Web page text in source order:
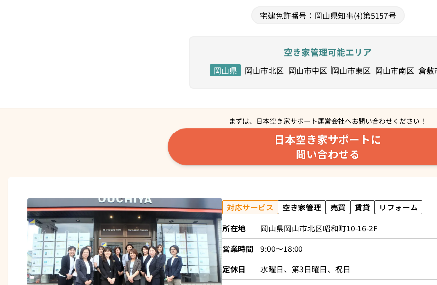
宅建免許番号：岡山県知事(4)第5157号
空き家管理可能エリア
岡山県 岡山市北区 岡山市中区 岡山市東区 岡山市南区 倉敷
まずは、日本空き家サポート運営会社へお問い合わせください！
日本空き家サポートに
問い合わせる
対応サービス 空き家管理 売買 賃貸
リフォーム
所在地
岡山県岡山市北区昭和町10-16-2F
営業時間
9:00～18:00
定休日
水曜日、第3日曜日、祝日